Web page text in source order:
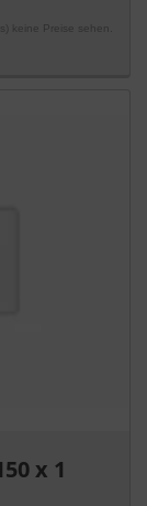
keine Preise sehen.
x 1